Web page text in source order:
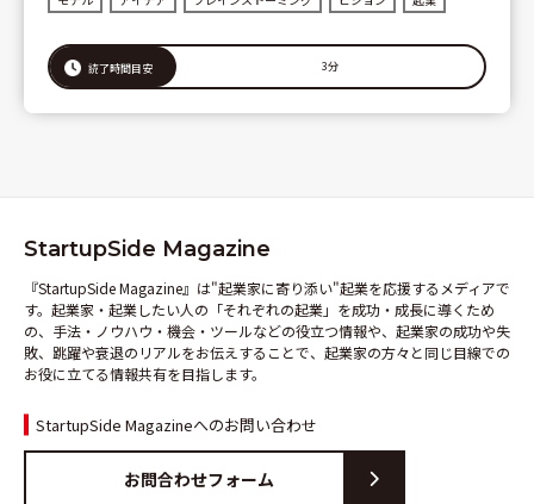
読了時間目安 3分
StartupSide Magazine
『StartupSide Magazine』は"起業家に寄り添い"起業を応援するメディアで
す。起業家・起業したい人の「それぞれの起業」を成功・成長に導くため
の、手法・ノウハウ・機会・ツールなどの役立つ情報や、起業家の成功や失
敗、跳躍や衰退のリアルをお伝えすることで、起業家の方々と同じ目線での
お役に立てる情報共有を目指します。
StartupSide Magazineへのお問い合わせ
お問合わせフォーム